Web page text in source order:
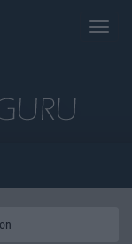
Toggle